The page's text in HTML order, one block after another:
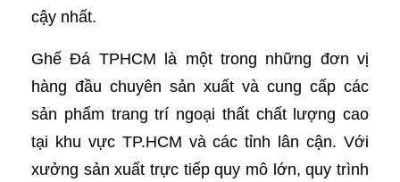
cậy nhất.
Ghế Đá TPHCM là một trong những đơn vị
hàng đầu chuyên sản xuất và cung cấp các
sản phẩm trang trí ngoại thất chất lượng cao
tại khu vực TP.HCM và các tỉnh lân cận. Với
xưởng sản xuất trực tiếp quy mô lớn, quy trình